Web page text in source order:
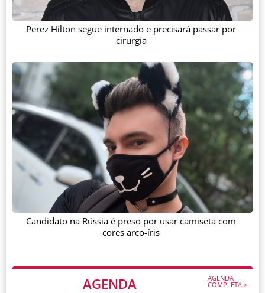
AGENDA AGENDA
COMPLETA >
Perez Hilton segue internado e precisará passar por
cirurgia
Candidato na Rússia é preso por usar camiseta com
cores arco-íris